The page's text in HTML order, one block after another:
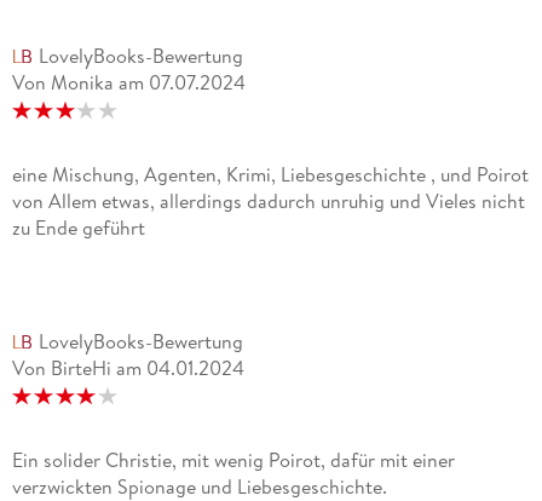
LovelyBooks-Bewertung
Von Monika am 07.07.2024
eine Mischung, Agenten, Krimi, Liebesgeschichte , und Poirot
von Allem etwas, allerdings dadurch unruhig und Vieles nicht
zu Ende geführt
LovelyBooks-Bewertung
Von BirteHi am 04.01.2024
Ein solider Christie, mit wenig Poirot, dafür mit einer
verzwickten Spionage und Liebesgeschichte.